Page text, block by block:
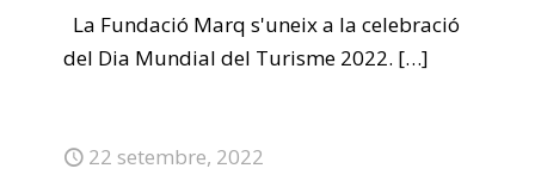
La Fundació Marq s'uneix a la celebració
del Dia Mundial del Turisme 2022. […]
22 setembre, 2022